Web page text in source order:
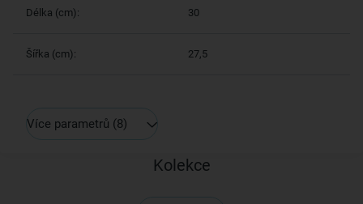
Délka (cm): 30
Šířka (cm): 27,5
Více parametrů (8)
Kolekce